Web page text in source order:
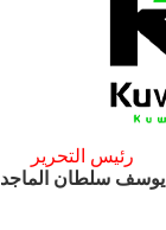
رئيس التحرير
يوسف سلطان الماجد